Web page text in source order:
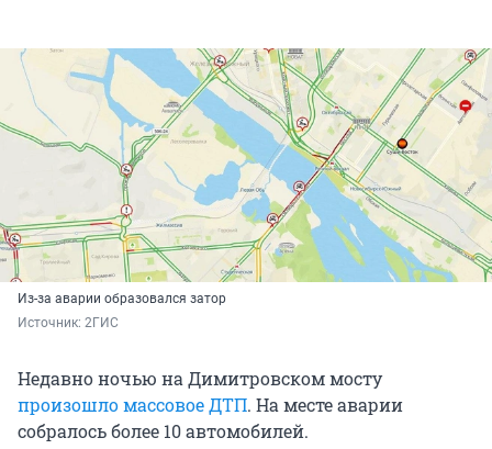
Из-за аварии образовался затор
Источник: 2ГИС
Недавно ночью на Димитровском мосту
произошло массовое ДТП. На месте аварии
собралось более 10 автомобилей.